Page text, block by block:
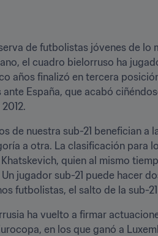
de futbolistas jóvenes de
el cuadro bielorruso ha
años finalizó en tercera
España, que acabó
de nuestra sub-21 benefician
a otra. La clasificación para
quien al mismo
jugador sub-21 puede hacer
futbolistas, el salto de la sub-
ha vuelto a firmar
en los que ganó a